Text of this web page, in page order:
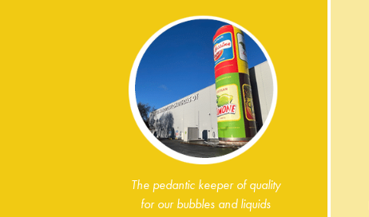
The pedantic keeper of quality
for our bubbles and liquids